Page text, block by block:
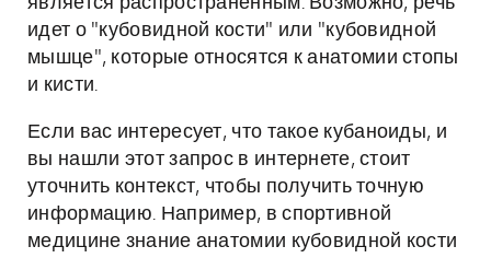
идет о "кубовидной кости" или "кубовидной
мышце", которые относятся к анатомии стопы
и кисти.
Если вас интересует, что такое кубаноиды, и
вы нашли этот запрос в интернете, стоит
уточнить контекст, чтобы получить точную
информацию. Например, в спортивной
медицине знание анатомии кубовидной кости